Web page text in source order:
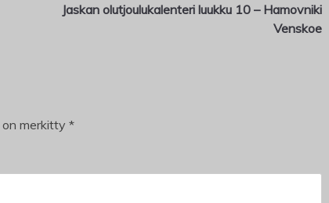
Jaskan olutjoulukalenteri luukku 10 – Hamovniki
Venskoe
merkitty *